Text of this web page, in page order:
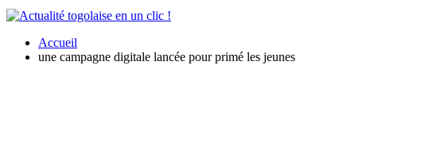
Accueil
une campagne digitale lancée pour primé les jeunes